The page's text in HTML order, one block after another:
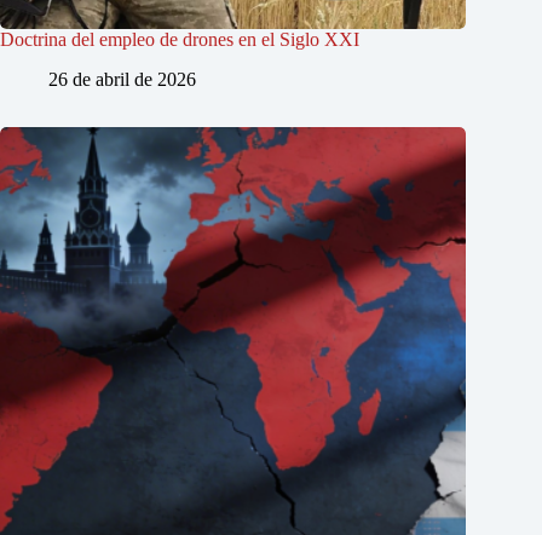
Doctrina del empleo de drones en el Siglo XXI
26 de abril de 2026